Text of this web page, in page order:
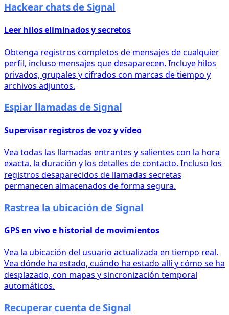
Hackear chats de Signal
Leer hilos eliminados y secretos
Obtenga registros completos de mensajes de cualquier
perfil, incluso mensajes que desaparecen. Incluye hilos
privados, grupales y cifrados con marcas de tiempo y
archivos adjuntos.
Espiar llamadas de Signal
Supervisar registros de voz y vídeo
Vea todas las llamadas entrantes y salientes con la hora
exacta, la duración y los detalles de contacto. Incluso los
registros desaparecidos de llamadas secretas
permanecen almacenados de forma segura.
Rastrea la ubicación de Signal
GPS en vivo e historial de movimientos
Vea la ubicación del usuario actualizada en tiempo real.
Vea dónde ha estado, cuándo ha estado allí y cómo se ha
desplazado, con mapas y sincronización temporal
automáticos.
Recuperar cuenta de Signal